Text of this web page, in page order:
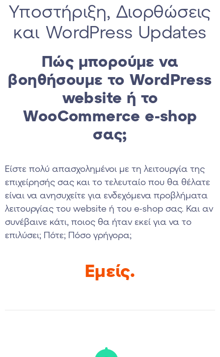
Υποστήριξη, Διορθώσεις
και WordPress Updates
Πώς μπορούμε να
βοηθήσουμε το WordPress
website ή το
WooCommerce e-shop
σας;
Είστε πολύ απασχολημένοι με τη λειτουργία της
επιχείρησής σας και το τελευταίο που θα θέλατε
είναι να ανησυχείτε για ενδεχόμενα προβλήματα
λειτουργίας του website ή του e-shop σας. Και αν
συνέβαινε κάτι, ποιος θα ήταν εκεί για να το
επιλύσει; Πότε; Πόσο γρήγορα;
Εμείς.